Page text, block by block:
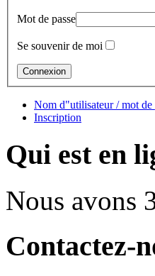
Mot de passe
Se souvenir de moi
Nom d"utilisateur / mot de
Inscription
Qui est en
Nous avons
Contactez-